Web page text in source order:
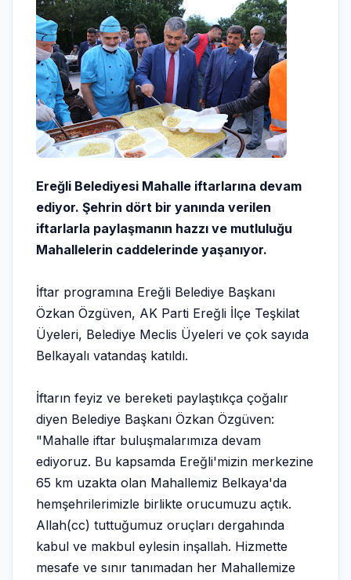
Ereğli Belediyesi Mahalle iftarlarına devam
ediyor. Şehrin dört bir yanında verilen
iftarlarla paylaşmanın hazzı ve mutluluğu
Mahallelerin caddelerinde yaşanıyor.
İftar programına Ereğli Belediye Başkanı
Özkan Özgüven, AK Parti Ereğli İlçe Teşkilat
Üyeleri, Belediye Meclis Üyeleri ve çok sayıda
Belkayalı vatandaş katıldı.
İftarın feyiz ve bereketi paylaştıkça çoğalır
diyen Belediye Başkanı Özkan Özgüven:
"Mahalle iftar buluşmalarımıza devam
ediyoruz. Bu kapsamda Ereğli'mizin merkezine
65 km uzakta olan Mahallemiz Belkaya'da
hemşehrilerimizle birlikte orucumuzu açtık.
Allah(cc) tuttuğumuz oruçları dergahında
kabul ve makbul eylesin inşallah. Hizmette
mesafe ve sınır tanımadan her Mahallemize